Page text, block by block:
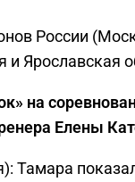
России
и Ярославская
на
Елены
Тамара